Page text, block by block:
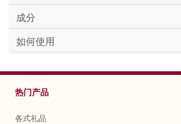
成分
如何使用
热门产品
各式礼品